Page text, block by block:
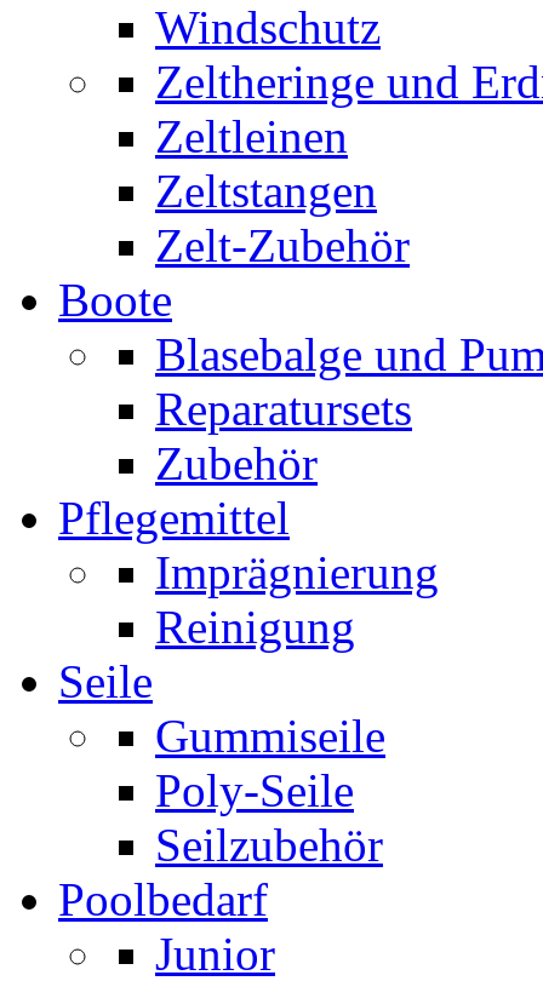
Windschutz
Zeltheringe und
Zeltleinen
Zeltstangen
Zelt-Zubehör
Boote
Blasebalge und
Reparatursets
Zubehör
Pflegemittel
Imprägnierung
Reinigung
Seile
Gummiseile
Poly-Seile
Seilzubehör
Poolbedarf
Junior